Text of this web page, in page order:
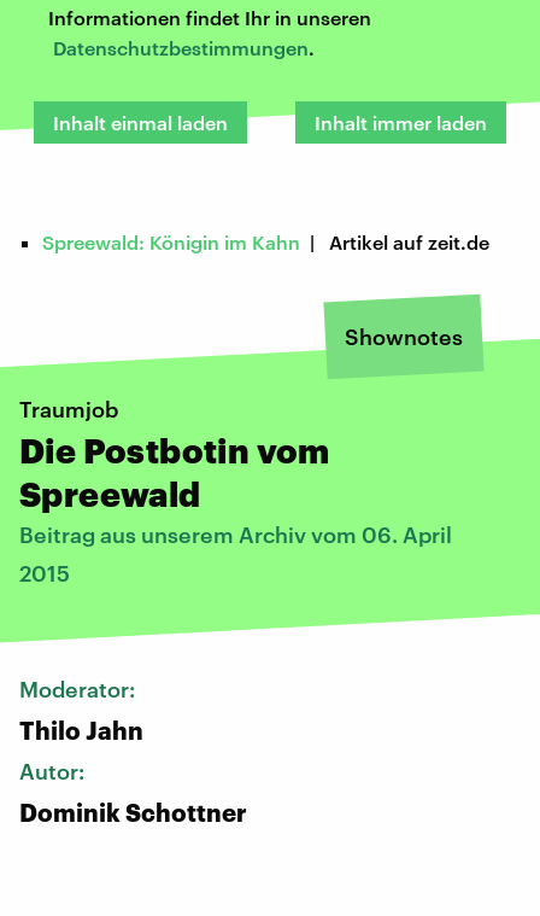
Informationen findet Ihr in unseren
Datenschutzbestimmungen.
Inhalt einmal laden Inhalt immer laden
Spreewald: Königin im Kahn | Artikel auf zeit.de
Shownotes
Traumjob
Die Postbotin vom
Spreewald
Beitrag aus unserem Archiv vom 06. April
2015
Moderator:
Thilo Jahn
Autor:
Dominik Schottner